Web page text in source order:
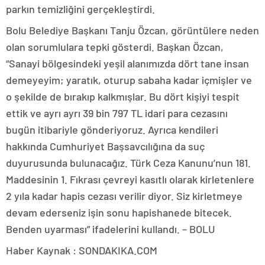
parkın temizliğini gerçekleştirdi.
Bolu Belediye Başkanı Tanju Özcan, görüntülere neden
olan sorumlulara tepki gösterdi. Başkan Özcan,
“Sanayi bölgesindeki yeşil alanımızda dört tane insan
demeyeyim; yaratık, oturup sabaha kadar içmişler ve
o şekilde de bırakıp kalkmışlar. Bu dört kişiyi tespit
ettik ve ayrı ayrı 39 bin 797 TL idari para cezasını
bugün itibariyle gönderiyoruz. Ayrıca kendileri
hakkında Cumhuriyet Başsavcılığına da suç
duyurusunda bulunacağız. Türk Ceza Kanunu’nun 181.
Maddesinin 1. Fıkrası çevreyi kasıtlı olarak kirletenlere
2 yıla kadar hapis cezası verilir diyor. Siz kirletmeye
devam ederseniz işin sonu hapishanede bitecek.
Benden uyarması” ifadelerini kullandı. – BOLU
Haber Kaynak : SONDAKIKA.COM